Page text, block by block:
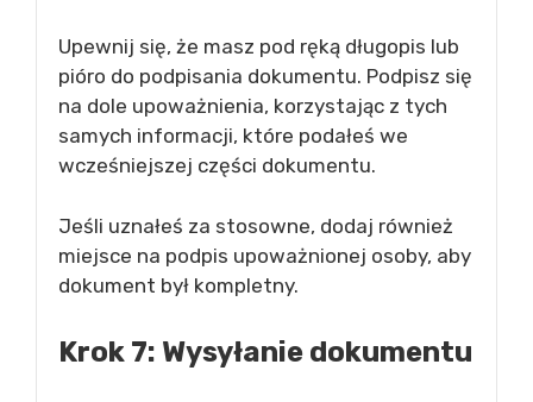
Upewnij się, że masz pod ręką długopis lub
pióro do podpisania dokumentu. Podpisz się
na dole upoważnienia, korzystając z tych
samych informacji, które podałeś we
wcześniejszej części dokumentu.
Jeśli uznałeś za stosowne, dodaj również
miejsce na podpis upoważnionej osoby, aby
dokument był kompletny.
Krok 7: Wysyłanie dokumentu